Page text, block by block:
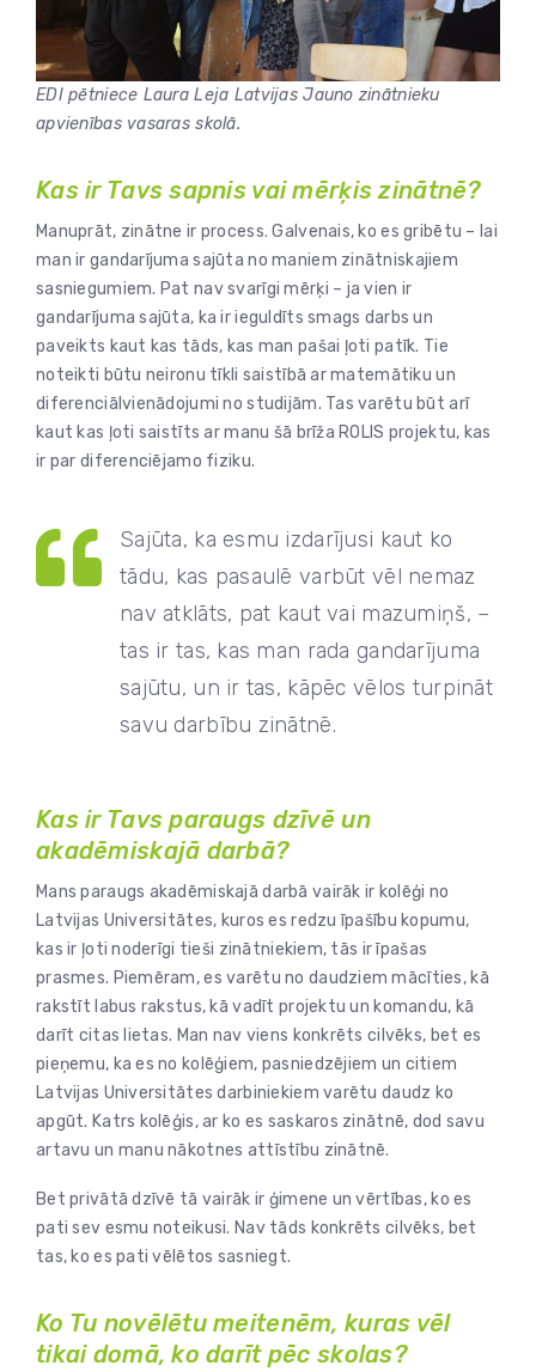
EDI pētniece Laura Leja Latvijas Jauno zinātnieku
apvienības vasaras skolā.
Kas ir Tavs sapnis vai mērķis zinātnē?
Manuprāt, zinātne ir process. Galvenais, ko es gribētu – lai
man ir gandarījuma sajūta no maniem zinātniskajiem
sasniegumiem. Pat nav svarīgi mērķi – ja vien ir
gandarījuma sajūta, ka ir ieguldīts smags darbs un
paveikts kaut kas tāds, kas man pašai ļoti patīk. Tie
noteikti būtu neironu tīkli saistībā ar matemātiku un
diferenciālvienādojumi no studijām. Tas varētu būt arī
kaut kas ļoti saistīts ar manu šā brīža ROLIS projektu, kas
ir par diferenciējamo fiziku.
Sajūta, ka esmu izdarījusi kaut ko
tādu, kas pasaulē varbūt vēl nemaz
nav atklāts, pat kaut vai mazumiņš, –
tas ir tas, kas man rada gandarījuma
sajūtu, un ir tas, kāpēc vēlos turpināt
savu darbību zinātnē.
Kas ir Tavs paraugs dzīvē un
akadēmiskajā darbā?
Mans paraugs akadēmiskajā darbā vairāk ir kolēģi no
Latvijas Universitātes, kuros es redzu īpašību kopumu,
kas ir ļoti noderīgi tieši zinātniekiem, tās ir īpašas
prasmes. Piemēram, es varētu no daudziem mācīties, kā
rakstīt labus rakstus, kā vadīt projektu un komandu, kā
darīt citas lietas. Man nav viens konkrēts cilvēks, bet es
pieņemu, ka es no kolēģiem, pasniedzējiem un citiem
Latvijas Universitātes darbiniekiem varētu daudz ko
apgūt. Katrs kolēģis, ar ko es saskaros zinātnē, dod savu
artavu un manu nākotnes attīstību zinātnē.
Bet privātā dzīvē tā vairāk ir ģimene un vērtības, ko es
pati sev esmu noteikusi. Nav tāds konkrēts cilvēks, bet
tas, ko es pati vēlētos sasniegt.
Ko Tu novēlētu meitenēm, kuras vēl
tikai domā, ko darīt pēc skolas?